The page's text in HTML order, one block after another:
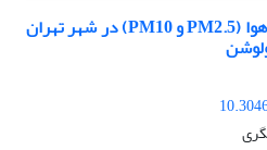
مدل سازی مکانی ذرات معلق هوا (PM2.5 و PM10) در شهر تهران